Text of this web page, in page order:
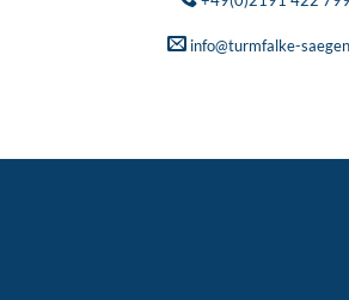
info@turmfalke-